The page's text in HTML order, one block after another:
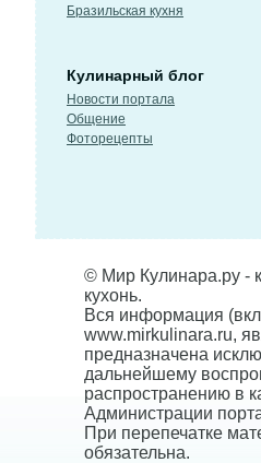
Бразильская кухня
Кулинарный блог
Новости портала
Общение
Фоторецепты
© Мир Кулинара.ру -
кухонь.
Вся информация
www.mirkulinara.ru,
предназначена
дальнейшему
распространению в
Администрации
При перепечатке
обязательна.